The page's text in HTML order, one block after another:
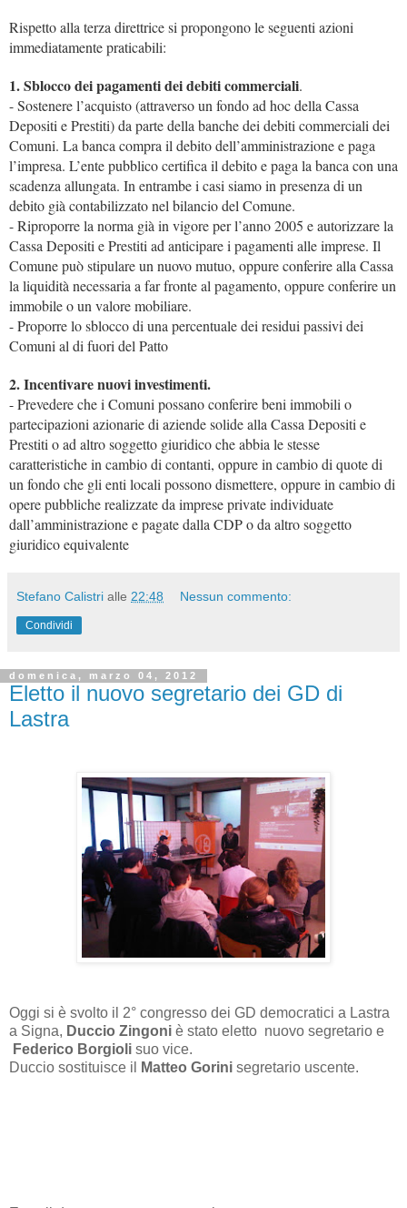
Rispetto alla terza direttrice si propongono le seguenti azioni
immediatamente praticabili:
1. Sblocco dei pagamenti dei debiti commerciali.
- Sostenere l’acquisto (attraverso un fondo ad hoc della Cassa
Depositi e Prestiti) da parte della banche dei debiti commerciali dei
Comuni. La banca compra il debito dell’amministrazione e paga
l’impresa. L’ente pubblico certifica il debito e paga la banca con una
scadenza allungata. In entrambe i casi siamo in presenza di un
debito già contabilizzato nel bilancio del Comune.
- Riproporre la norma già in vigore per l’anno 2005 e autorizzare la
Cassa Depositi e Prestiti ad anticipare i pagamenti alle imprese. Il
Comune può stipulare un nuovo mutuo, oppure conferire alla Cassa
la liquidità necessaria a far fronte al pagamento, oppure conferire un
immobile o un valore mobiliare.
- Proporre lo sblocco di una percentuale dei residui passivi dei
Comuni al di fuori del Patto
2. Incentivare nuovi investimenti.
- Prevedere che i Comuni possano conferire beni immobili o
partecipazioni azionarie di aziende solide alla Cassa Depositi e
Prestiti o ad altro soggetto giuridico che abbia le stesse
caratteristiche in cambio di contanti, oppure in cambio di quote di
un fondo che gli enti locali possono dismettere, oppure in cambio di
opere pubbliche realizzate da imprese private individuate
dall’amministrazione e pagate dalla CDP o da altro soggetto
giuridico equivalente
Stefano Calistri alle 22:48 Nessun commento:
Condividi
domenica, marzo 04, 2012
Eletto il nuovo segretario dei GD di
Lastra
Oggi si è svolto il 2° congresso dei GD democratici a Lastra
a Signa, Duccio Zingoni è stato eletto nuovo segretario e
Federico Borgioli suo vice.
Duccio sostituisce il
Matteo Gorini segretario uscente.